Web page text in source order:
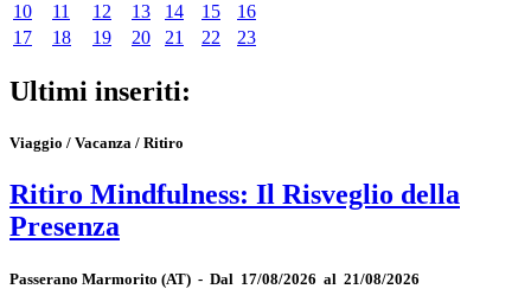
10
11 12 13 14 15
16
17
18 19 20 21 22 23
Ultimi inseriti:
Viaggio / Vacanza / Ritiro
Ritiro Mindfulness: Il Risveglio della
Presenza
Passerano Marmorito (AT) - Dal 17/08/2026 al 21/08/2026